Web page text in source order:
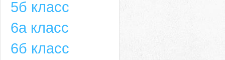
5б класс
6а класс
6б класс